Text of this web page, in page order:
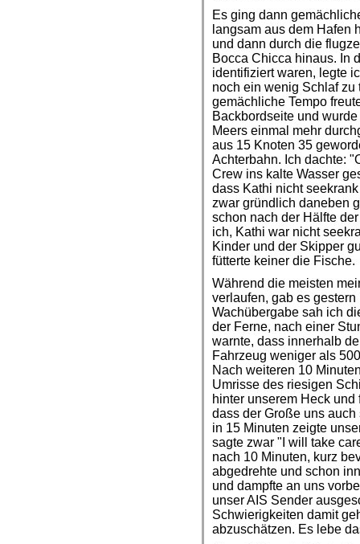
Es ging dann
langsam aus dem Hafen
und dann durch die
Bocca Chicca hinaus. In
identifiziert waren, legte
noch ein wenig Schlaf zu
gemächliche Tempo
Backbordseite und
Meers einmal mehr
aus 15 Knoten 35
Achterbahn. Ich dachte:
Crew ins kalte Wasser
dass Kathi nicht
zwar gründlich daneben
schon nach der Hälfte
ich, Kathi war nicht
Kinder und der Skipper
fütterte keiner die Fische.
Während die meisten
verlaufen, gab es
Wachübergabe sah ich
der Ferne, nach einer
warnte, dass innerhalb
Fahrzeug weniger als
Nach weiteren 10
Umrisse des riesigen
hinter unserem Heck
dass der Große uns
in 15 Minuten zeigte
sagte zwar "I will take
nach 10 Minuten, kurz
abgedrehte und schon
und dampfte an uns
unser AIS Sender
Schwierigkeiten damit
abzuschätzen. Es lebe